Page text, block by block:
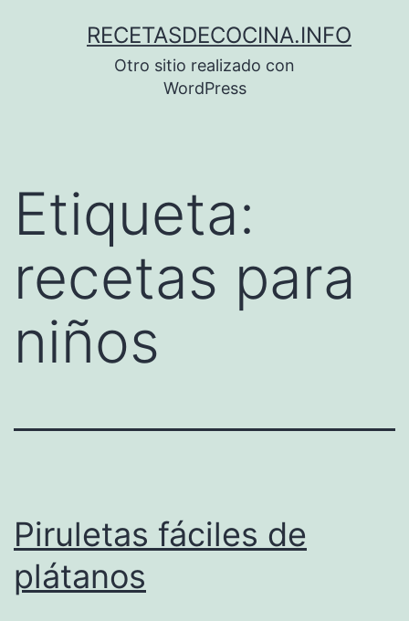
RECETASDECOCINA.INFO
Otro sitio realizado con
WordPress
Etiqueta:
recetas para
niños
Piruletas fáciles de
plátanos